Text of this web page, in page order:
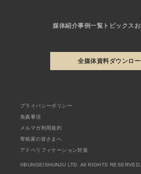
媒体紹介事例一覧 トピックス
全媒体資料ダウンロー
プライバシーポリシー
免責事項
メルマガ利用規約
寄稿家の皆さまへ
アドベリフィケーション対策
©BUNGEISHUNJU LTD. All RIGHTS RESERVED.